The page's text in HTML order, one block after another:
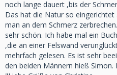
noch lange dauert ,bis der
Das hat die Natur so
man an dem Schmerz
sehr schön. Ich habe mal ein
,die an einer Felswand
mehrfach gelesen. Es ist sehr
den beiden Männern hieß